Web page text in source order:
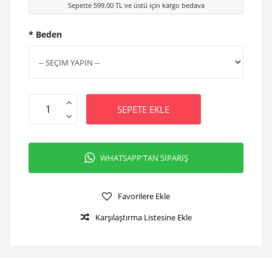
Sepette 599.00TL ve üstü için kargo bedava
* Beden
SEPETE EKLE
WHATSAPP'TAN SİPARİŞ
Favorilere Ekle
Karşılaştırma Listesine Ekle